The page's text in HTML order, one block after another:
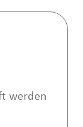
werden